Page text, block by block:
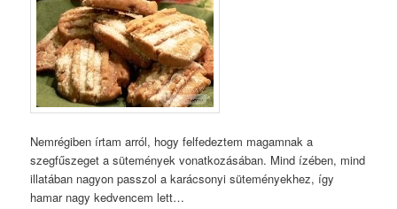
Nemrégiben írtam arról, hogy felfedeztem magamnak a
szegfűszeget a sütemények vonatkozásában. Mind ízében, mind
illatában nagyon passzol a karácsonyi süteményekhez, így
hamar nagy kedvencem lett…